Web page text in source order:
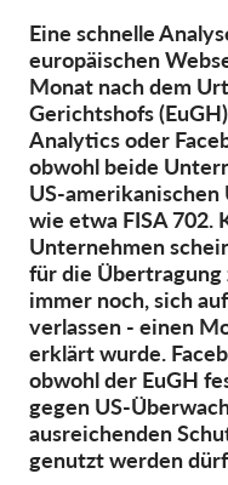
Eine schnelle
europäischen
Monat nach dem
Gerichtshofs
Analytics oder
obwohl beide
US-amerikanischen
wie etwa FISA 702.
Unternehmen
für die Übertragung
immer noch, sich
verlassen - einen
erklärt wurde.
obwohl der EuGH
gegen US-
ausreichenden
genutzt werden